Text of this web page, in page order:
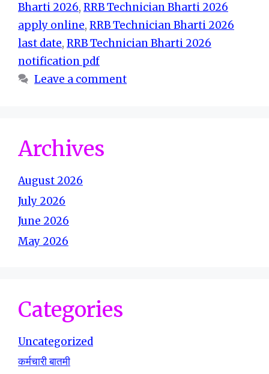
Bharti 2026, RRB Technician Bharti 2026
apply online, RRB Technician Bharti 2026
last date, RRB Technician Bharti 2026
notification pdf
Leave a comment
Archives
August 2026
July 2026
June 2026
May 2026
Categories
Uncategorized
कर्मचारी बातमी